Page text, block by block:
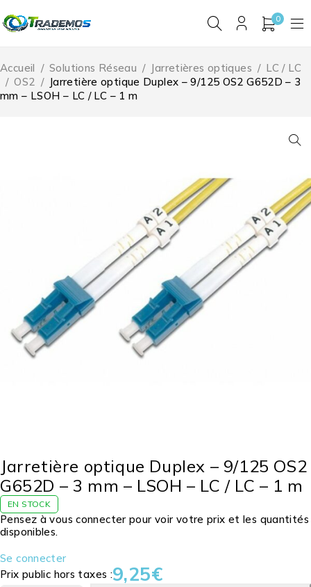
0
Accueil / Solutions Réseau / Jarretières optiques / LC / LC
/ OS2 / Jarretière optique Duplex – 9/125 OS2 G652D – 3
mm – LSOH – LC / LC – 1 m
Jarretière optique Duplex – 9/125 OS2
G652D – 3 mm – LSOH – LC / LC – 1 m
EN STOCK
Pensez à vous connecter pour voir votre prix et les quantités
disponibles.
Se connecter
Prix public hors taxes :9,25€